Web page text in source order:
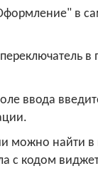
в
ввода
можно найти в
с кодом